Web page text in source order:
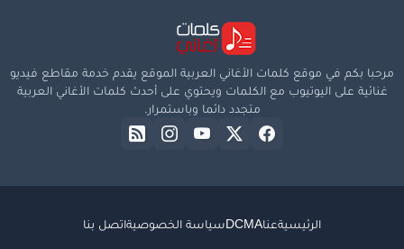
مرحبا بكم في موقع كلمات الأغاني العربية الموقع يقدم خدمة مقاطع فيديو
غنائية على اليوتيوب مع الكلمات ويحتوي على أحدث كلمات الأغاني العربية
متجدد دائما وباستمرار.
الرئيسيةعناDCMAسياسة الخصوصيةاتصل بنا